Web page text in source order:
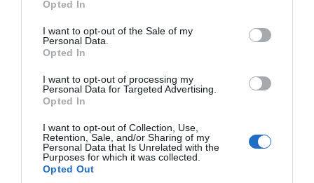
use your data for below specified purposes in below Google
consent section.
Opted In
I want to opt-out of the Sale of my
Personal Data.
Opted In
I want to opt-out of processing my
Personal Data for Targeted Advertising.
Opted In
I want to opt-out of Collection, Use,
Retention, Sale, and/or Sharing of my
Personal Data that Is Unrelated with the
Purposes for which it was collected.
Opted Out
Με αμείωτο ρυθμό θα συνεχίσει να
εμφανίζεται σε ταινίες, πολλές απ’ τις οποίες
είναι κατώτερες των προσδοκιών του, αλλά
φιλμ, με κυριότερα τον «Πανικό» του
Σταύρου Τσώλη, δίπλα στον στενό φίλο και
κουμπάρο του, Κώστα Καζάκο, αλλά και στη
γνωστή περιπέτεια «Ορατότης Μηδέν»,
δίπλα στον Κούρκουλο. Η προχωρημένη